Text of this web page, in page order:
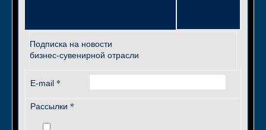
Подписка на новости
бизнес-сувенирной отрасли
E-mail *
Рассылки *